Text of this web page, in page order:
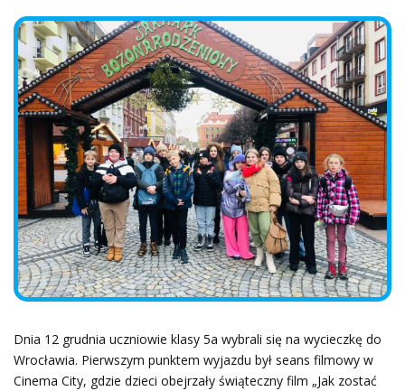
Dnia 12 grudnia uczniowie klasy 5a wybrali się na wycieczkę do
Wrocławia. Pierwszym punktem wyjazdu był seans filmowy w
Cinema City, gdzie dzieci obejrzały świąteczny film „Jak zostać